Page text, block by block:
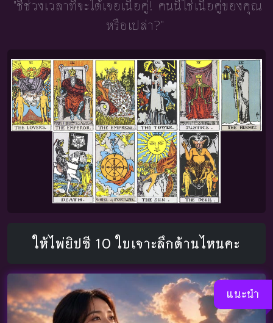
"ชี้ช่วงเวลาที่จะได้เจอเนื้อคู่! คนนี้ใช่เนื้อคู่ของคุณ
หรือเปล่า?"
ให้ไพ่ยิปซี 10 ใบเจาะลึกด้านไหนคะ
แนะนำ